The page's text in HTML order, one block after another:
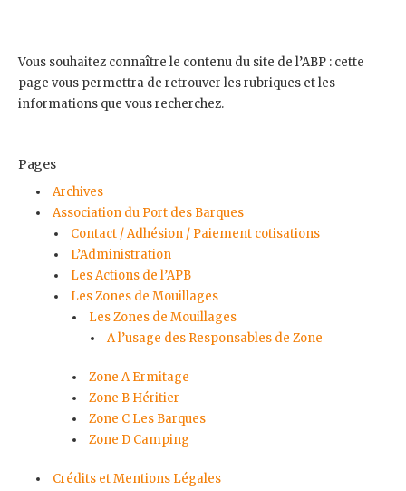
Vous souhaitez connaître le contenu du site de l’ABP : cette
page vous permettra de retrouver les rubriques et les
informations que vous recherchez.
Pages
Archives
Association du Port des Barques
Contact / Adhésion / Paiement cotisations
L’Administration
Les Actions de l’APB
Les Zones de Mouillages
Les Zones de Mouillages
A l’usage des Responsables de Zone
Zone A Ermitage
Zone B Héritier
Zone C Les Barques
Zone D Camping
Crédits et Mentions Légales